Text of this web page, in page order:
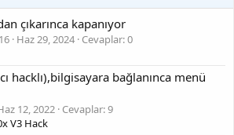
çıkarınca kapanıyor
Haz 29, 2024 Cevaplar: 0
hacklı),bilgisayara bağlanınca menü
12, 2022 Cevaplar: 9
V3 Hack